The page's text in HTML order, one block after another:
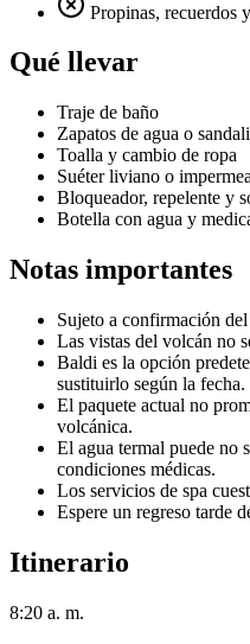
Propinas, recuerdos
Qué llevar
Traje de baño
Zapatos de agua o
Toalla y cambio de ropa
Suéter liviano o
Bloqueador, repelente y
Botella con agua y
Notas importantes
Sujeto a confirmación
Las vistas del volcán no
Baldi es la opción
sustituirlo según la fecha.
El paquete actual no
volcánica.
El agua termal puede no
condiciones médicas.
Los servicios de spa
Espere un regreso tarde
Itinerario
8:20 a. m.